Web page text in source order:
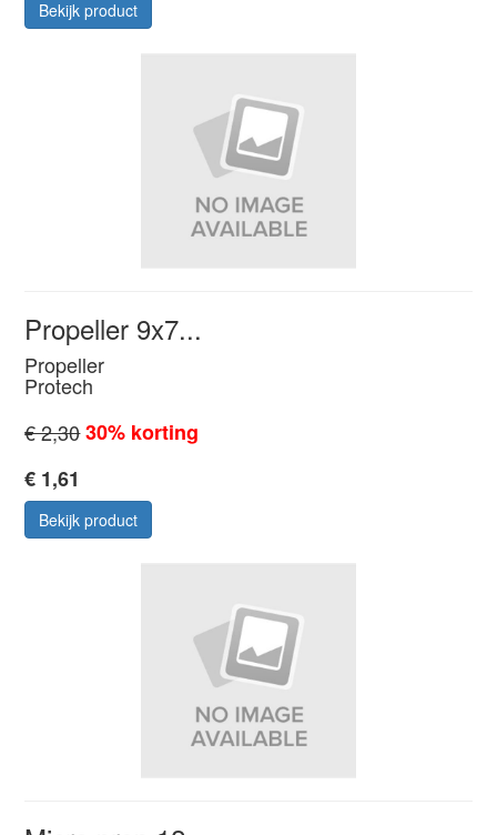
Bekijk product
Propeller 9x7...
Propeller
Protech
€ 2,3030% korting
€ 1,61
Bekijk product